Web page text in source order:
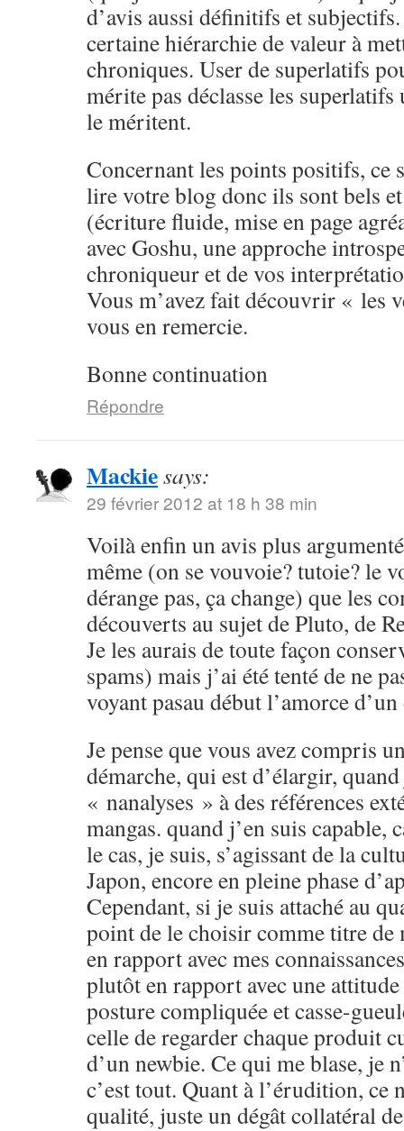
d’avis aussi définitifs et
certaine hiérarchie de valeur à
chroniques. User de superlatifs
mérite pas déclasse les
le méritent.
Concernant les points positifs, ce
lire votre blog donc ils sont bels
(écriture fluide, mise en page
avec Goshu, une approche
chroniqueur et de vos
Vous m’avez fait découvrir « les
vous en remercie.
Bonne continuation
Répondre
Mackiesays:
29 février 2012 at 18 h 38 min
Voilà enfin un avis plus
même (on se vouvoie? tutoie? le
dérange pas, ça change) que les
découverts au sujet de Pluto, de
Je les aurais de toute façon
spams) mais j’ai été tenté de ne
voyant pasau début l’amorce
Je pense que vous avez compris
démarche, qui est d’élargir,
« nanalyses » à des références
mangas. quand j’en suis capable,
le cas, je suis, s’agissant de la
Japon, encore en pleine phase
Cependant, si je suis attaché au
point de le choisir comme titre de
en rapport avec mes
plutôt en rapport avec une
posture compliquée et casse-
celle de regarder chaque produit
d’un newbie. Ce qui me blase, je
c’est tout. Quant à l’érudition, ce
qualité, juste un dégât collatéral